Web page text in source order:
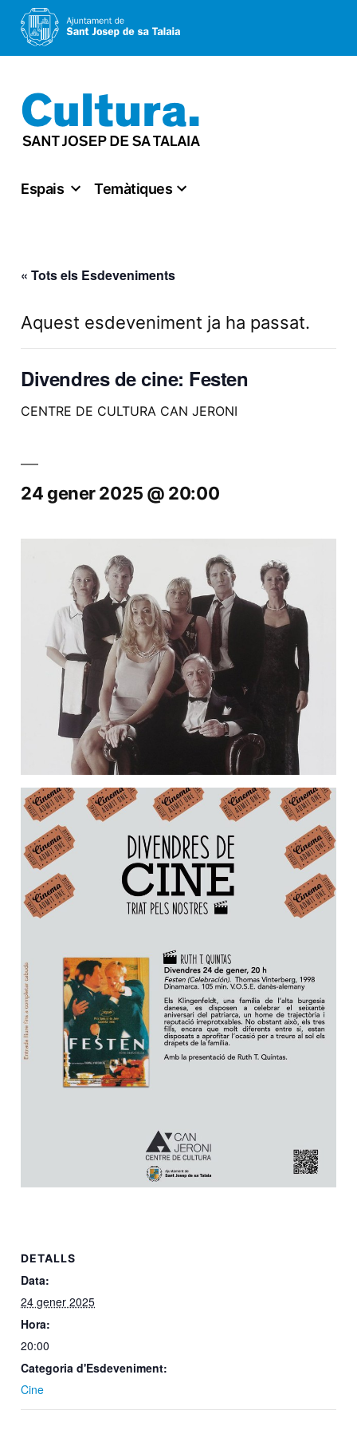
al
contingut
Espais Temàtiques
« Tots els Esdeveniments
Aquest esdeveniment ja ha passat.
Divendres de cine: Festen
CENTRE DE CULTURA CAN JERONI
24 gener 2025 @ 20:00
DETALLS
Data:
24 gener 2025
Hora:
20:00
Categoria d'Esdeveniment:
Cine